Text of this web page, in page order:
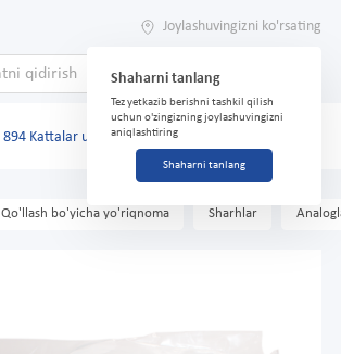
Joylashuvingizni ko'rsating
Shaharni tanlang
Tez yetkazib berishni tashkil qilish
uchun o'zingizning joylashuvingizni
aniqlashtiring
Shaharni tanlang
894 Kattalar uchun tagliklar Unex r.M No 30
Qo'llash bo'yicha yo'riqnoma Sharhlar